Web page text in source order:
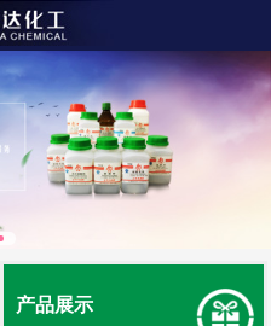
产品展示